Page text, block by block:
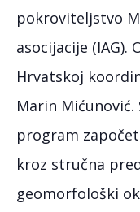
pokroviteljstvo
asocijacije (IAG).
Hrvatskoj
Marin
program
kroz stručna
geomorfološki